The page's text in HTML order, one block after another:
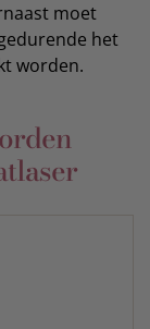
moet
het
worden.